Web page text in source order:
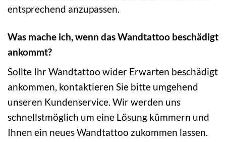
entsprechend anzupassen.
Was mache ich, wenn das Wandtattoo beschädigt
ankommt?
Sollte Ihr Wandtattoo wider Erwarten beschädigt
ankommen, kontaktieren Sie bitte umgehend
unseren Kundenservice. Wir werden uns
schnellstmöglich um eine Lösung kümmern und
Ihnen ein neues Wandtattoo zukommen lassen.